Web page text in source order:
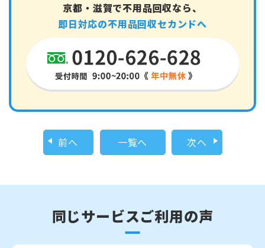
京都・滋賀で不用品回収なら、
即日対応の不用品回収セカンドへ
前へ 一覧へ 次へ
同じサービスご利用の声